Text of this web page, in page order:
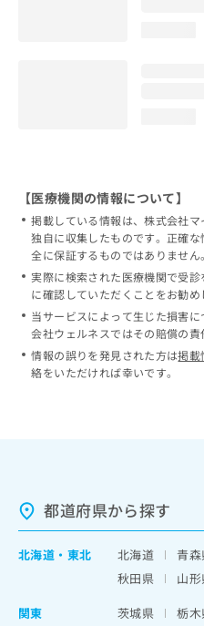
【医療機関の情報について】
掲載している情報は、株式会社
独自に収集したものです。正確
全に保証するものではありません。
実際に検索された医療機関で受
に確認していただくことをお勧め
当サービスによって生じた損害
会社ウェルネスではその賠償の責
情報の誤りを発見された方は掲載
絡をいただければ幸いです。
都道府県から探す
北海道 ・ 東北 北海道 青森
秋田県
山
関東
茨城県 栃木